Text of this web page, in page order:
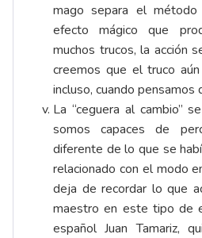
mago separa el
efecto mágico que
muchos trucos, la acción
creemos que el truco
incluso, cuando pensamos
La “ceguera al cambio”
somos capaces de
diferente de lo que se
relacionado con el modo
deja de recordar lo que
maestro en este tipo de
español Juan Tamariz,